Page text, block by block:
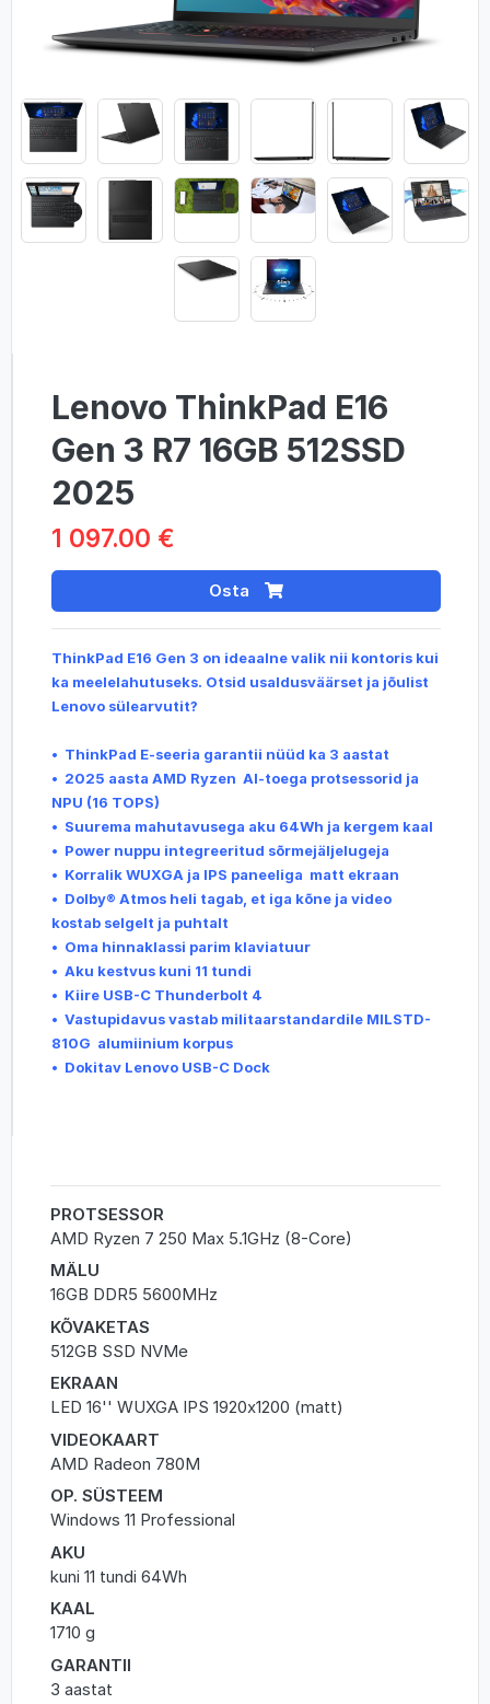
Lenovo ThinkPad E16
Gen 3 R7 16GB 512SSD
2025
1 097.00 €
Osta
ThinkPad E16 Gen 3 on ideaalne valik nii kontoris kui
ka meelelahutuseks. Otsid usaldusväärset ja jõulist
Lenovo sülearvutit?
• ThinkPad E-seeria garantii nüüd ka 3 aastat
• 2025 aasta AMD Ryzen AI-toega protsessorid ja
NPU (16 TOPS)
• Suurema mahutavusega aku 64Wh ja kergem kaal
• Power nuppu integreeritud sõrmejäljelugeja
• Korralik WUXGA ja IPS paneeliga matt ekraan
• Dolby® Atmos heli tagab, et iga kõne ja video
kostab selgelt ja puhtalt
• Oma hinnaklassi parim klaviatuur
• Aku kestvus kuni 11 tundi
• Kiire USB-C Thunderbolt 4
• Vastupidavus vastab militaarstandardile MILSTD-
810G alumiinium korpus
• Dokitav Lenovo USB-C Dock
PROTSESSOR
AMD Ryzen 7 250 Max 5.1GHz (8-Core)
MÄLU
16GB DDR5 5600MHz
KÕVAKETAS
512GB SSD NVMe
EKRAAN
LED 16'' WUXGA IPS 1920x1200 (matt)
VIDEOKAART
AMD Radeon 780M
OP. SÜSTEEM
Windows 11 Professional
AKU
kuni 11 tundi 64Wh
KAAL
1710 g
GARANTII
3 aastat